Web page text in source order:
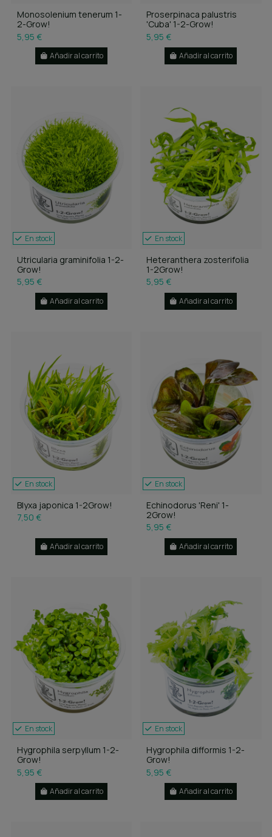
Monosolenium tenerum 1-
2-Grow!
5,95 €
Añadir al carrito
Proserpinaca palustris
'Cuba' 1-2-Grow!
5,95 €
Añadir al carrito
En stock
Utricularia graminifolia 1-2-
Grow!
5,95 €
Añadir al carrito
En stock
Heteranthera zosterifolia
1-2Grow!
5,95 €
Añadir al carrito
En stock
Blyxa japonica 1-2Grow!
7,50 €
Añadir al carrito
En stock
Echinodorus 'Reni' 1-
2Grow!
5,95 €
Añadir al carrito
En stock
Hygrophila serpyllum 1-2-
Grow!
5,95 €
Añadir al carrito
En stock
Hygrophila difformis 1-2-
Grow!
5,95 €
Añadir al carrito